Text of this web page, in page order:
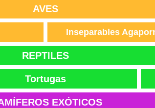
AVES
Inseparables
REPTILES
Tortugas
EXÓTICOS